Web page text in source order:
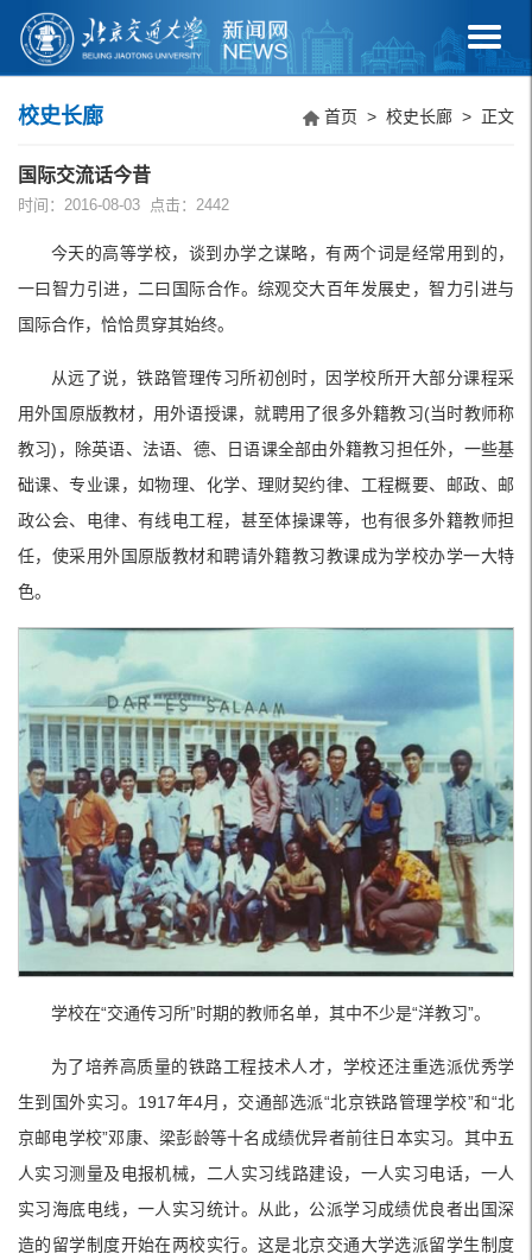
校史长廊 首页 > 校史长廊 > 正文
国际交流话今昔
时间：2016-08-03 点击： 2442
今天的高等学校，谈到办学之谋略，有两个词是经常用到的，
一曰智力引进，二曰国际合作。综观交大百年发展史，智力引进与
国际合作，恰恰贯穿其始终。
从远了说，铁路管理传习所初创时，因学校所开大部分课程采
用外国原版教材，用外语授课，就聘用了很多外籍教习(当时教师称
教习)，除英语、法语、德、日语课全部由外籍教习担任外，一些基
础课、专业课，如物理、化学、理财契约律、工程概要、邮政、邮
政公会、电律、有线电工程，甚至体操课等，也有很多外籍教师担
任，使采用外国原版教材和聘请外籍教习教课成为学校办学一大特
色。
学校在“交通传习所”时期的教师名单，其中不少是“洋教习”。
为了培养高质量的铁路工程技术人才，学校还注重选派优秀学
生到国外实习。1917年4月，交通部选派“北京铁路管理学校”和“北
京邮电学校”邓康、梁彭龄等十名成绩优异者前往日本实习。其中五
人实习测量及电报机械，二人实习线路建设，一人实习电话，一人
实习海底电线，一人实习统计。从此，公派学习成绩优良者出国深
造的留学制度开始在两校实行。这是北京交通大学选派留学生制度